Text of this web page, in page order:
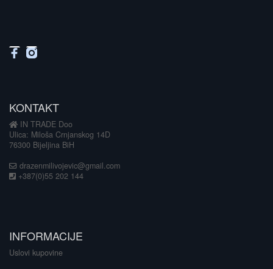
KONTAKT
IN TRADE Doo
Ulica: Miloša Crnjanskog 14D
76300 Bijeljina BiH
drazenmilivojevic@gmail.com
+387(0)55 202 144
INFORMACIJE
Uslovi kupovine